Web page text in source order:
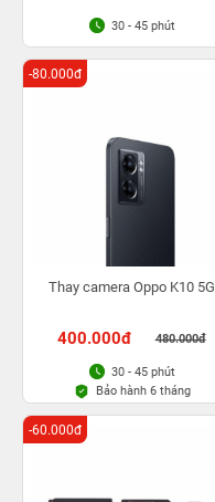
30 - 45 phút
Thay camera Oppo K10 5G
400.000đ 480.000đ
-80.000đ
30 - 45 phút
Bảo hành 6 tháng
-60.000đ